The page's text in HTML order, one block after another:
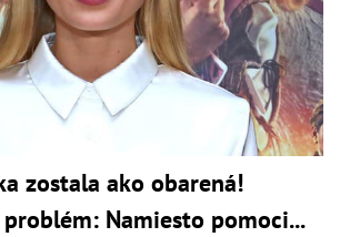
zostala ako obarená!
Namiesto pomoci...